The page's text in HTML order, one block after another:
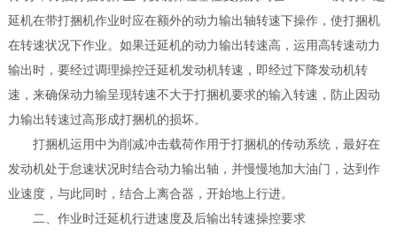
延机在带打捆机作业时应在额外的动力输出轴转速下操作，使打捆机
在转速状况下作业。如果迁延机的动力输出转速高，运用高转速动力
输出时，要经过调理操控迁延机发动机转速，即经过下降发动机转
速，来确保动力输呈现转速不大于打捆机要求的输入转速，防止因动
力输出转速过高形成打捆机的损坏。
打捆机运用中为削减冲击载荷作用于打捆机的传动系统，最好在
发动机处于怠速状况时结合动力输出轴，并慢慢地加大油门，达到作
业速度，与此同时，结合上离合器，开始地上行进。
二、作业时迁延机行进速度及后输出转速操控要求